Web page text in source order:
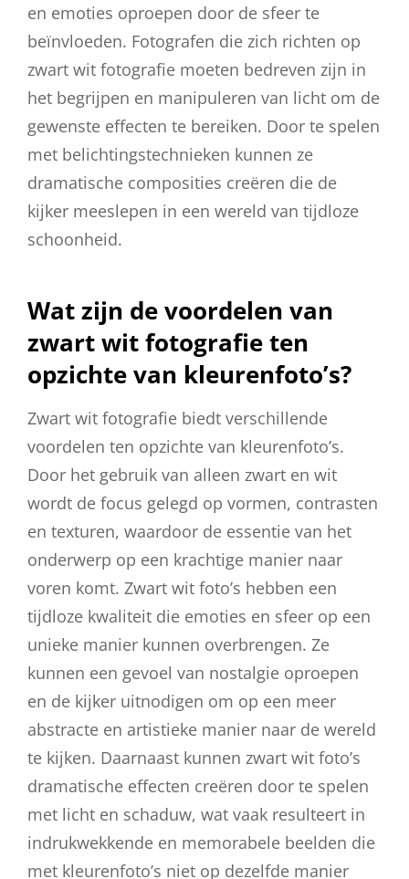
en emoties oproepen door de sfeer te
beïnvloeden. Fotografen die zich richten op
zwart wit fotografie moeten bedreven zijn in
het begrijpen en manipuleren van licht om de
gewenste effecten te bereiken. Door te spelen
met belichtingstechnieken kunnen ze
dramatische composities creëren die de
kijker meeslepen in een wereld van tijdloze
schoonheid.
Wat zijn de voordelen van
zwart wit fotografie ten
opzichte van kleurenfoto’s?
Zwart wit fotografie biedt verschillende
voordelen ten opzichte van kleurenfoto’s.
Door het gebruik van alleen zwart en wit
wordt de focus gelegd op vormen, contrasten
en texturen, waardoor de essentie van het
onderwerp op een krachtige manier naar
voren komt. Zwart wit foto’s hebben een
tijdloze kwaliteit die emoties en sfeer op een
unieke manier kunnen overbrengen. Ze
kunnen een gevoel van nostalgie oproepen
en de kijker uitnodigen om op een meer
abstracte en artistieke manier naar de wereld
te kijken. Daarnaast kunnen zwart wit foto’s
dramatische effecten creëren door te spelen
met licht en schaduw, wat vaak resulteert in
indrukwekkende en memorabele beelden die
met kleurenfoto’s niet op dezelfde manier